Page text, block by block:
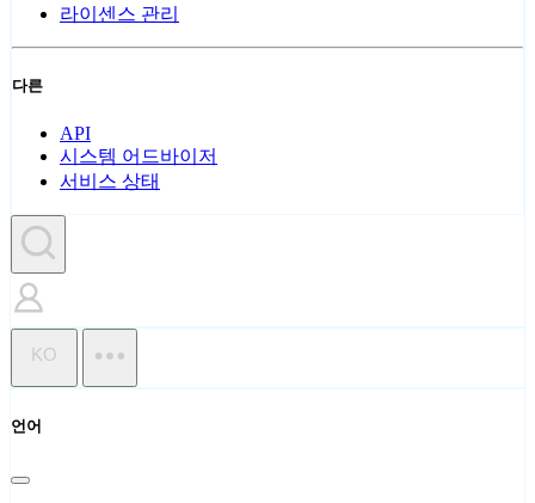
라이센스 관리
다른
API
시스템 어드바이저
서비스 상태
KO
언어